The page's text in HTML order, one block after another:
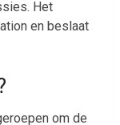
Het
en beslaat
om de